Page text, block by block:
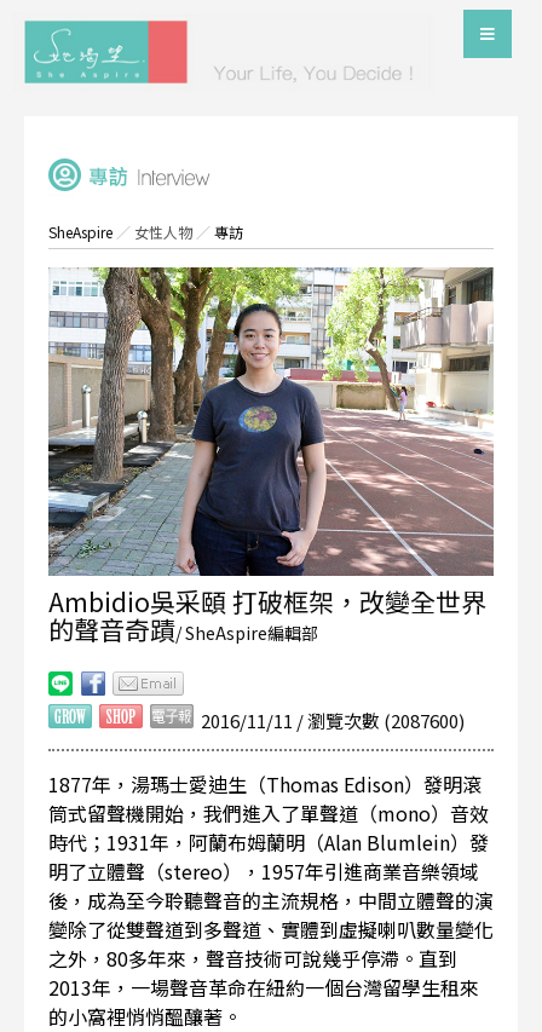
SheAspire ／ 女性人物／專訪
Ambidio吳采頤 打破框架，改變全世界
的聲音奇蹟/ SheAspire編輯部
2016/11/11 / 瀏覽次數 (2087600)
1877年，湯瑪士愛迪生（Thomas Edison）發明滾
筒式留聲機開始，我們進入了單聲道（mono）音效
時代；1931年，阿蘭布姆蘭明（Alan Blumlein）發
明了立體聲（stereo），1957年引進商業音樂領域
後，成為至今聆聽聲音的主流規格，中間立體聲的演
變除了從雙聲道到多聲道、實體到虛擬喇叭數量變化
之外，80多年來，聲音技術可說幾乎停滯。直到
2013年，一場聲音革命在紐約一個台灣留學生租來
的小窩裡悄悄醞釀著。